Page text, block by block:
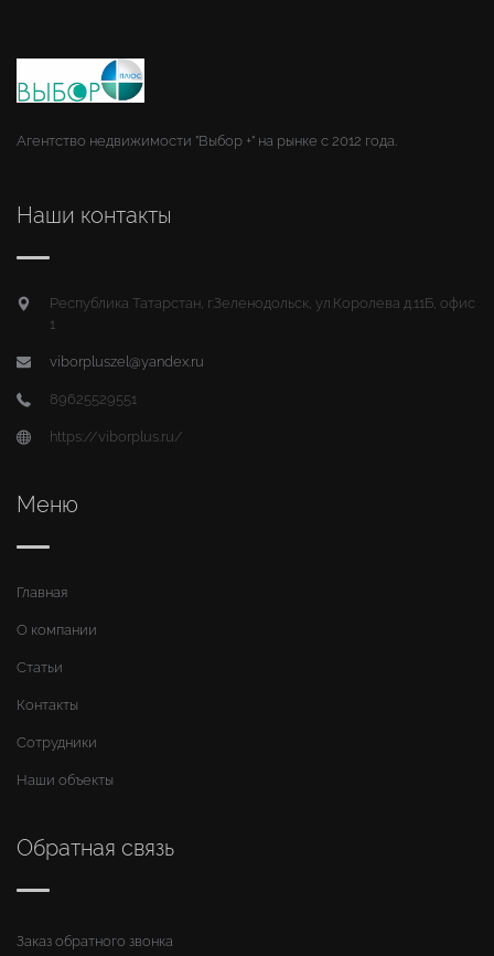
Агентство недвижимости "Выбор +" на рынке с 2012 года.
Наши контакты
Республика Татарстан, г.Зеленодольск, ул.Королева д.11Б, офис
1
viborpluszel@yandex.ru
89625529551
https://viborplus.ru/
Меню
Главная
О компании
Статьи
Контакты
Сотрудники
Наши объекты
Обратная связь
Заказ обратного звонка